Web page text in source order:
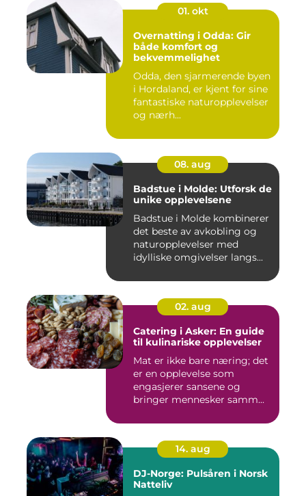
01. okt
Overnatting i Odda: Gir
både komfort og
bekvemmelighet
Odda, den sjarmerende byen
i Hordaland, er kjent for sine
fantastiske naturopplevelser
og nærh...
08. aug
Badstue i Molde: Utforsk de
unike opplevelsene
Badstue i Molde kombinerer
det beste av avkobling og
naturopplevelser med
idylliske omgivelser langs...
02. aug
Catering i Asker: En guide
til kulinariske opplevelser
Mat er ikke bare næring; det
er en opplevelse som
engasjerer sansene og
bringer mennesker samm...
14. aug
DJ-Norge: Pulsåren i Norsk
Natteliv